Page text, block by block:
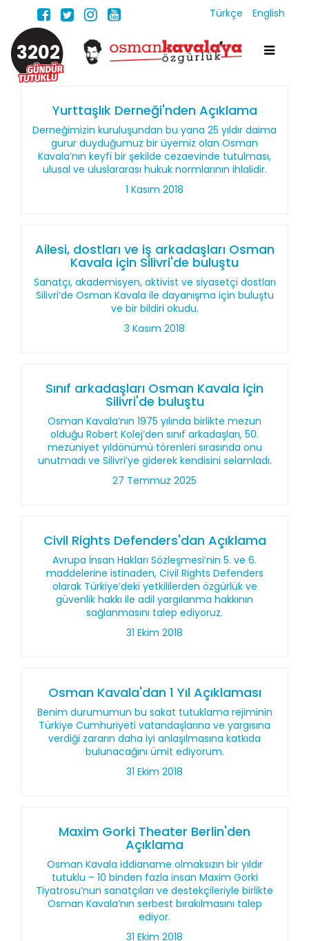
Türkçe English
3202
Yurttaşlık Derneği'nden Açıklama
Derneğimizin kuruluşundan bu yana 25 yıldır daima
gurur duyduğumuz bir üyemiz olan Osman
Kavala’nın keyfi bir şekilde cezaevinde tutulması,
ulusal ve uluslararası hukuk normlarının ihlalidir.
1 Kasım 2018
Ailesi, dostları ve iş arkadaşları Osman
Kavala için Silivri'de buluştu
Sanatçı, akademisyen, aktivist ve siyasetçi dostları
Silivri’de Osman Kavala ile dayanışma için buluştu
ve bir bildiri okudu.
3 Kasım 2018
Sınıf arkadaşları Osman Kavala için
Silivri'de buluştu
Osman Kavala’nın 1975 yılında birlikte mezun
olduğu Robert Kolej’den sınıf arkadaşları, 50.
mezuniyet yıldönümü törenleri sırasında onu
unutmadı ve Silivri’ye giderek kendisini selamladı.
27 Temmuz 2025
Civil Rights Defenders'dan Açıklama
Avrupa İnsan Hakları Sözleşmesi’nin 5. ve 6.
maddelerine istinaden, Civil Rights Defenders
olarak Türkiye’deki yetkililerden özgürlük ve
güvenlik hakkı ile adil yargılanma hakkının
sağlanmasını talep ediyoruz.
31 Ekim 2018
Osman Kavala'dan 1 Yıl Açıklaması
Benim durumumun bu sakat tutuklama rejiminin
Türkiye Cumhuriyeti vatandaşlarına ve yargısına
verdiği zararın daha iyi anlaşılmasına katkıda
bulunacağını ümit ediyorum.
31 Ekim 2018
Maxim Gorki Theater Berlin'den
Açıklama
Osman Kavala iddianame olmaksızın bir yıldır
tutuklu – 10 binden fazla insan Maxim Gorki
Tiyatrosu’nun sanatçıları ve destekçileriyle birlikte
Osman Kavala’nın serbest bırakılmasını talep
ediyor.
31 Ekim 2018